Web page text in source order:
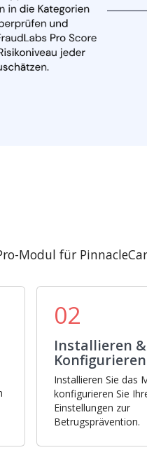
Modul für
02
Installieren &
Konfigurieren
Installieren Sie das
konfigurieren Sie
Einstellungen zur
Betrugsprävention.